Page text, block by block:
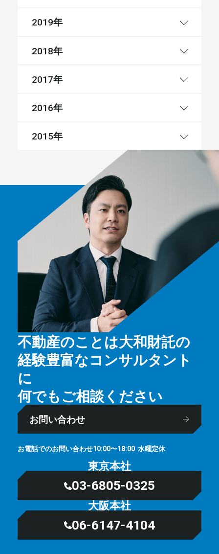
2019年
2018年
2017年
2016年
2015年
不動産のことは大和財託の
経験豊富なコンサルタント
に
何でもご相談ください
お問い合わせ
お電話でのお問い合わせ10:00〜18:00 ⽔曜定休
東京本社
03-6805-0325
大阪本社
06-6147-4104